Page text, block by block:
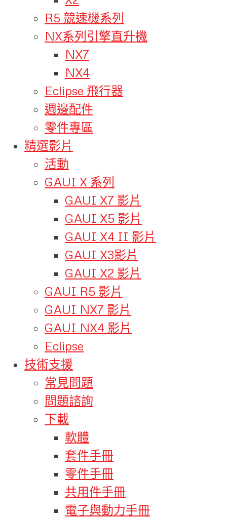
R5 競速機系列
NX系列引擎直升機
NX7
NX4
Eclipse 飛行器
週邊配件
零件專區
精選影片
活動
GAUI X 系列
GAUI X7 影片
GAUI X5 影片
GAUI X4 II 影片
GAUI X3影片
GAUI X2 影片
GAUI R5 影片
GAUI NX7 影片
GAUI NX4 影片
Eclipse
技術支援
常見問題
問題諮詢
下載
軟體
套件手冊
零件手冊
共用件手冊
電子與動力手冊